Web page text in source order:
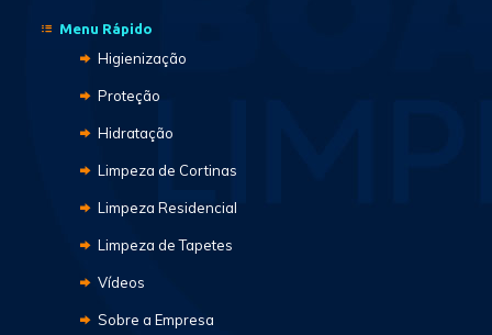
Menu Rápido
Higienização
Proteção
Hidratação
Limpeza de Cortinas
Limpeza Residencial
Limpeza de Tapetes
Vídeos
Sobre a Empresa